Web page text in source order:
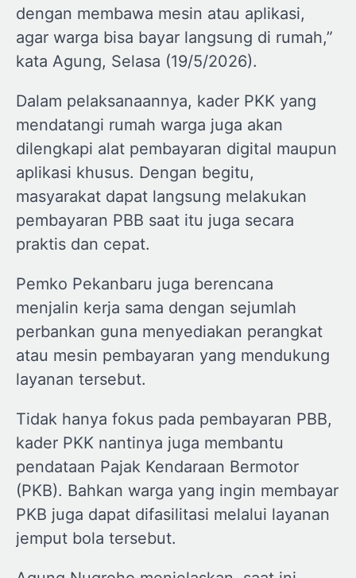
dengan membawa mesin atau aplikasi,
agar warga bisa bayar langsung di rumah,”
kata Agung, Selasa (19/5/2026).
Dalam pelaksanaannya, kader PKK yang
mendatangi rumah warga juga akan
dilengkapi alat pembayaran digital maupun
aplikasi khusus. Dengan begitu,
masyarakat dapat langsung melakukan
pembayaran PBB saat itu juga secara
praktis dan cepat.
Pemko Pekanbaru juga berencana
menjalin kerja sama dengan sejumlah
perbankan guna menyediakan perangkat
atau mesin pembayaran yang mendukung
layanan tersebut.
Tidak hanya fokus pada pembayaran PBB,
kader PKK nantinya juga membantu
pendataan Pajak Kendaraan Bermotor
(PKB). Bahkan warga yang ingin membayar
PKB juga dapat difasilitasi melalui layanan
jemput bola tersebut.